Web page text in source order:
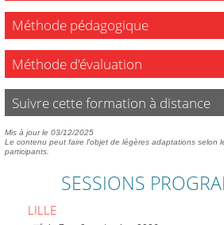
Méthode pédagogique
Méthode d'évaluation
Suivre cette formation à distance
Mis à jour le 03/12/2025
Le contenu peut faire l'objet de légères adaptations selon
participants.
SESSIONS
LILLE